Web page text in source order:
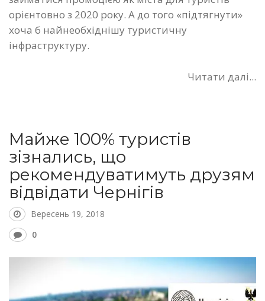
орієнтовно з 2020 року. А до того «підтягнути»
хоча б найнеобхіднішу туристичну
інфраструктуру.
Читати далі...
Майже 100% туристів
зізнались, що
рекомендуватимуть друзям
відвідати Чернігів
Вересень 19, 2018
0